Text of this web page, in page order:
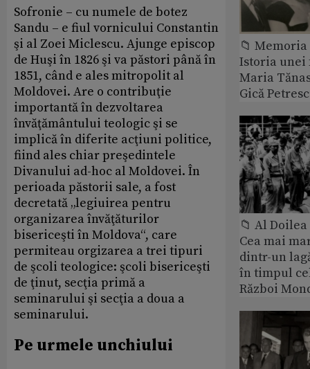
Sofronie – cu numele de botez
Sandu – e fiul vornicului Constantin
şi al Zoei Miclescu. Ajunge episcop
de Huşi în 1826 şi va păstori până în
1851, când e ales mitropolit al
Moldovei. Are o contribuţie
importantă în dezvoltarea
învăţământului teologic şi se
implică în diferite acţiuni politice,
fiind ales chiar preşedintele
Divanului ad-hoc al Moldovei. În
perioada păstorii sale, a fost
decretată „legiuirea pentru
organizarea învăţăturilor
bisericeşti în Moldova“, care
permiteau orgizarea a trei tipuri
de şcoli teologice: şcoli bisericeşti
de ţinut, secţia primă a
seminarului şi secţia a doua a
seminarului.
Pe urmele unchiului
📁
Istoria
Maria
Gică
📁 Al
Cea mai
dintr-un
în timpul
Război